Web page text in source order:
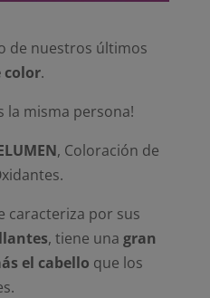
de nuestros últimos
color.
la misma persona!
, Coloración de
caracteriza por sus
, tiene una gran
el cabello que los